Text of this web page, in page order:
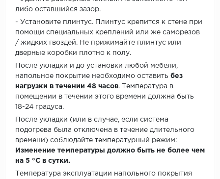
либо оставшийся зазор.
- Установите плинтус. Плинтус крепится к стене при
помощи специальных креплений или же саморезов
/ жидких гвоздей. Не прижимайте плинтус или
дверные коробки плотно к полу.
После укладки и до установки любой мебели,
напольное покрытие необходимо оставить без
нагрузки в течении 48 часов. Температура в
помещении в течении этого времени должна быть
18-24 градуса.
После укладки (или в случае, если система
подогрева была отключена в течение длительного
времени) соблюдайте температурный режим:
Изменение температуры должно быть не более чем
на 5 °C в сутки.
Температура эксплуатации напольного покрытия